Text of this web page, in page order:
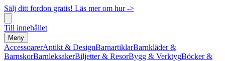
Sälj ditt fordon gratis! Läs mer om hur ->
Till innehållet
Meny
AccessoarerAntikt & DesignBarnartiklarBarnkläder &
BarnskorBarnleksakerBiljetter & ResorBygg & VerktygBöcker &